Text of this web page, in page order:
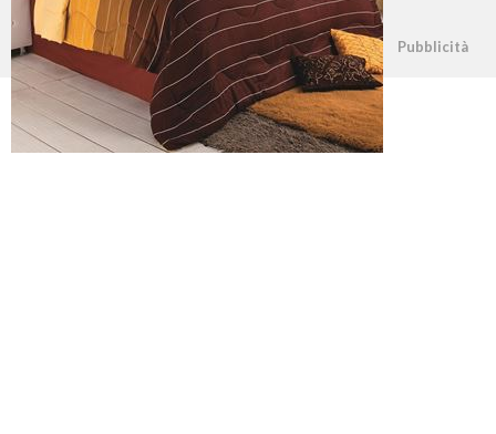
©2026 - casapratica.net - p.iva 03338800984 Pubblicità